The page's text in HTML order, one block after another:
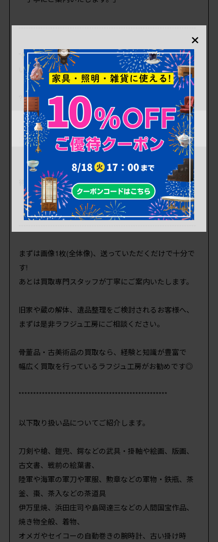
-------------------------------------------------------------------------
”骨董品とかもあるけど、まずは大型家具だけ買取お願
いしたい…”
?ラフジュ工房からお客様へ
「家具だけのご相談・買取査定も大歓迎ですが、
骨董品・古美術品もご一緒に一括で買取査定いただ
けると
より高価な買取が期待できます!
点数が多ければ多い程頑張れますので高価買取が期
待できますので
是非ご一緒にご相談ください。」
まずは画像1枚(全体像)、送っていただくだけで十分で
す!
あとは買取専門スタッフが丁寧にご案内いたします。
旧家や蔵の解体、遺品整理をご検討されるお客様へ、
まずは是非ラフジュ工房にご相談ください。
骨董品・古美術品の買取なら、経験と知識が豊富で
幅広く買取を行っているラフジュ工房がお勧めです◎
***************************************************
以下取り扱い品についてご紹介します。
刀剣や槍、鎧兜、鍔などの武具・掛軸や絵画、版画、
古文書、戦前の絵葉書、
陸軍や海軍の軍刀や軍服、勲章などの軍物・鉄瓶、茶
釜、棗、茶入などの茶道具
伊万里焼、浜田庄司や島岡達三などの人間国宝作品、
焼き物全般、着物、
オメガやセイコーの自動巻きの腕時計、古い掛け時
×